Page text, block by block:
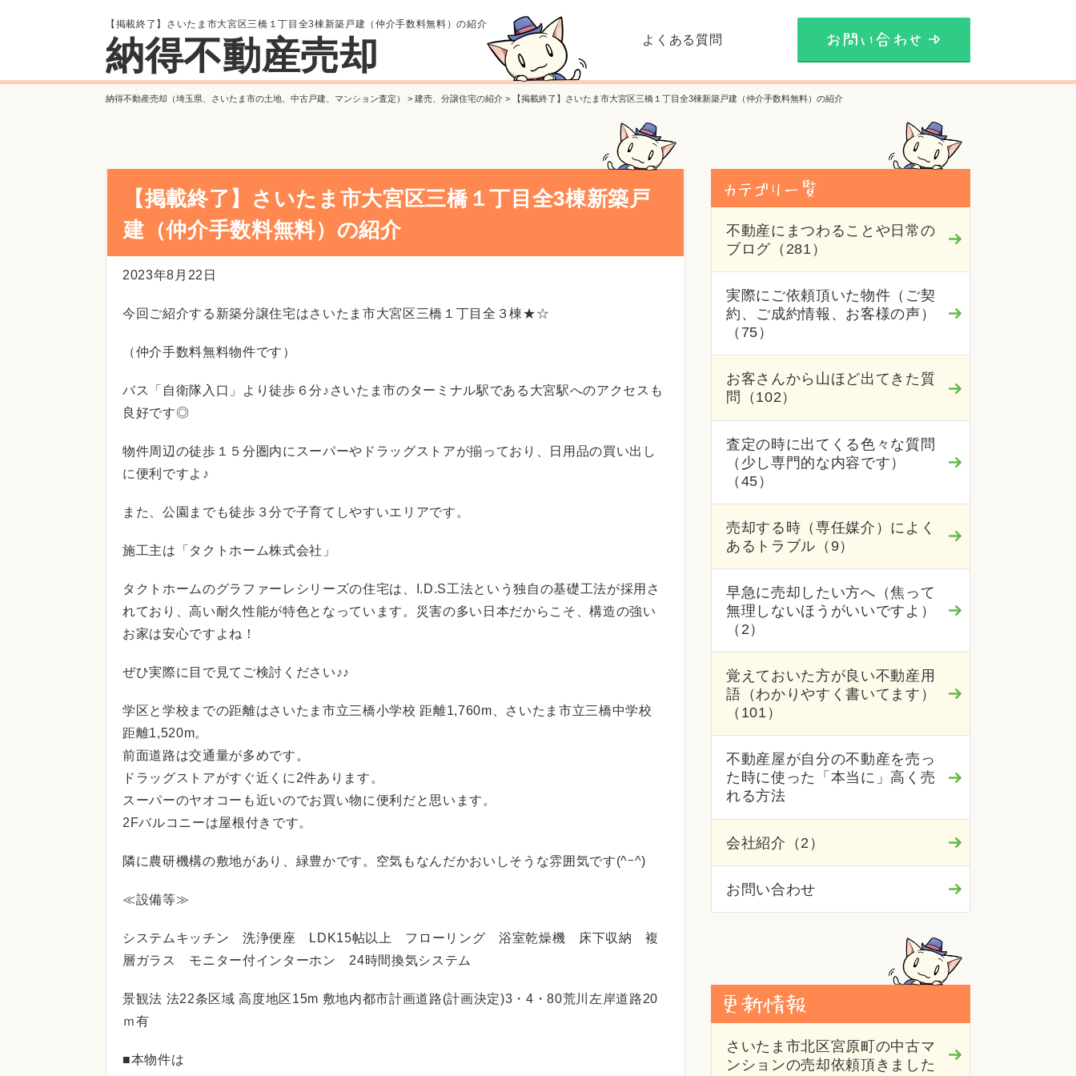
【掲載終了】さいたま市大宮区三橋１丁目全3棟新築戸建（仲介手数料無料）の紹介
納得不動産売却 よくある質問
納得不動産売却（埼玉県、さいたま市の土地、中古戸建、マンション査定） > 建売、分譲住宅の紹介 > 【掲載終了】さいたま市大宮区三橋１丁目全3棟新築戸建（仲介手数料無料）の紹介
【掲載終了】さいたま市大宮区三橋１丁目全3棟新築戸
建（仲介手数料無料）の紹介
2023年8月22日
今回ご紹介する新築分譲住宅はさいたま市大宮区三橋１丁目全３棟★☆
（仲介手数料無料物件です）
バス「自衛隊入口」より徒歩６分♪さいたま市のターミナル駅である大宮駅へのアクセスも
良好です◎
物件周辺の徒歩１５分圏内にスーパーやドラッグストアが揃っており、日用品の買い出し
に便利ですよ♪
また、公園までも徒歩３分で子育てしやすいエリアです。
施工主は「タクトホーム株式会社」
タクトホームのグラファーレシリーズの住宅は、I.D.S工法という独自の基礎工法が採用さ
れており、高い耐久性能が特色となっています。災害の多い日本だからこそ、構造の強い
お家は安心ですよね！
ぜひ実際に目で見てご検討ください♪♪
学区と学校までの距離はさいたま市立三橋小学校 距離1,760m、さいたま市立三橋中学校
距離1,520m。
前面道路は交通量が多めです。
ドラッグストアがすぐ近くに2件あります。
スーパーのヤオコーも近いのでお買い物に便利だと思います。
2Fバルコニーは屋根付きです。
隣に農研機構の敷地があり、緑豊かです。空気もなんだかおいしそうな雰囲気です(^ｰ^)
≪設備等≫
システムキッチン 洗浄便座 LDK15帖以上 フローリング 浴室乾燥機 床下収納 複
層ガラス モニター付インターホン 24時間換気システム
景観法 法22条区域 高度地区15m 敷地内都市計画道路(計画決定)3・4・80荒川左岸道路20
ｍ有
■本物件は
不動産にまつわることや日常の
ブログ（281）
実際にご依頼頂いた物件（ご契
約、ご成約情報、お客様の声）
（75）
お客さんから山ほど出てきた質
問（102）
査定の時に出てくる色々な質問
（少し専門的な内容です）
（45）
売却する時（専任媒介）によく
あるトラブル（9）
早急に売却したい方へ（焦って
無理しないほうがいいですよ）
（2）
覚えておいた方が良い不動産用
語（わかりやすく書いてます）
（101）
不動産屋が自分の不動産を売っ
た時に使った「本当に」高く売
れる方法
会社紹介（2）
お問い合わせ
さいたま市北区宮原町の中古マ
ンションの売却依頼頂きました